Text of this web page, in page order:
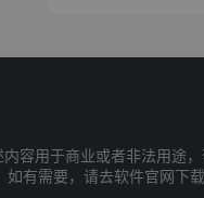
容用于商业或者非法用途
有需要，请去软件官网下载